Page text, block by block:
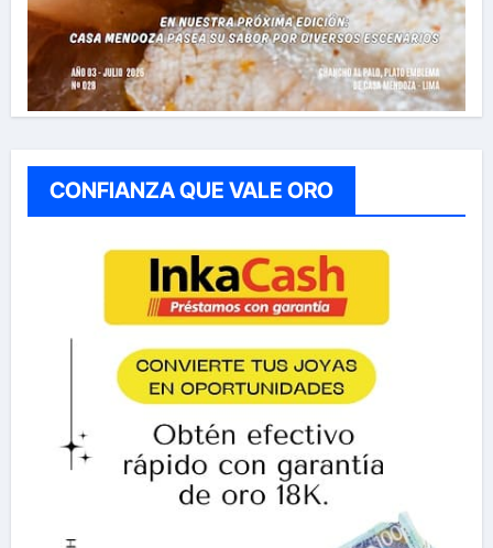
CONFIANZA QUE VALE ORO